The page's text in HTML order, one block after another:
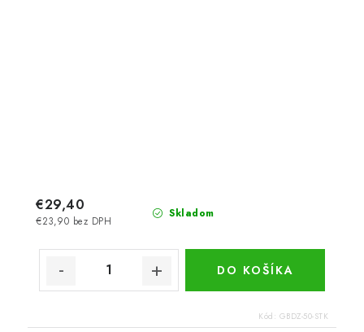
Skladom
€23,90 bez DPH
€29,40
DO KOŠÍKA
Kód: GBDZ-50-STK